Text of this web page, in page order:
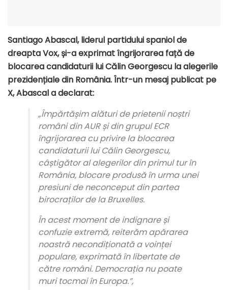
Santiago Abascal, liderul partidului spaniol de
dreapta Vox, și-a exprimat îngrijorarea față de
blocarea candidaturii lui Călin Georgescu la alegerile
prezidențiale din România. Într-un mesaj publicat pe
X, Abascal a declarat:
„Împărtășim alături de prietenii noștri
români din AUR și din grupul ECR
îngrijorarea cu privire la blocarea
candidaturii lui Călin Georgescu,
câștigător al alegerilor din primul tur în
România, blocare produsă în urma unei
presiuni de neconceput din partea
birocraților de la Bruxelles.
În acest moment de indignare și
confuzie extremă, reiterăm apărarea
noastră necondiționată a voinței
populare, exprimată în libertate de
către români. Democrația nu poate
muri tocmai în Europa.”,